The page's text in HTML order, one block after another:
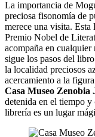
La importancia de
preciosa fisonomía de
merece una visita.
Premio Nobel de
acompaña en
sigue los pasos del libro
la localidad preciosos
acercamiento a la
Casa Museo Zenobia
detenida en el tiempo
librería es un lugar